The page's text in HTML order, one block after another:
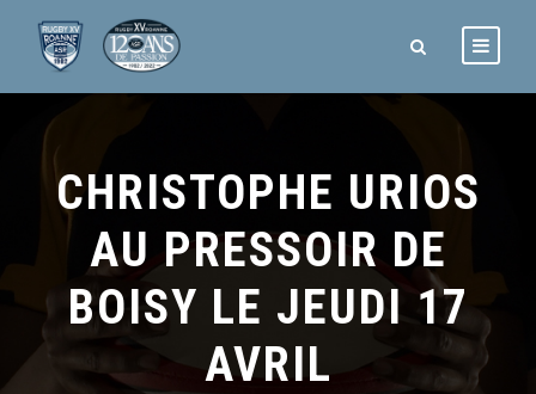
CHRISTOPHE URIOS
AU PRESSOIR DE
BOISY LE JEUDI 17
AVRIL